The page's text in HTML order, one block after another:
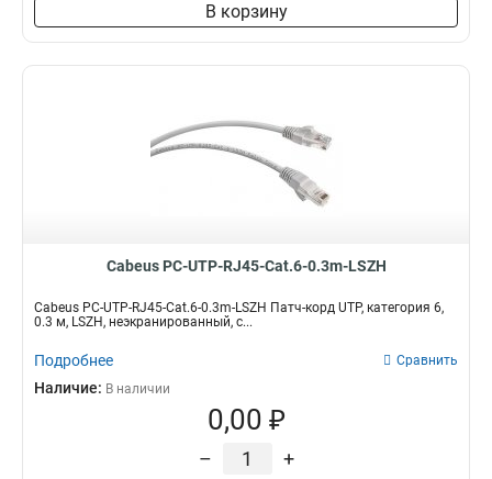
В корзину
Cabeus PC-UTP-RJ45-Cat.6-0.3m-LSZH
Cabeus PC-UTP-RJ45-Cat.6-0.3m-LSZH Патч-корд UTP, категория 6,
0.3 м, LSZH, неэкранированный, с...
Подробнее Сравнить
Наличие: В наличии
0,00 ₽
– +